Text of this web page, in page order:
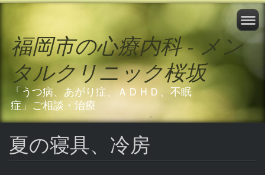
福岡市の心療内科 - メン
タルクリニック桜坂
「うつ病、あがり症、ＡＤＨＤ、不眠
症」ご相談・治療
夏の寝具、冷房